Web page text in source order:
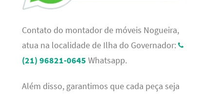
Contato do montador de móveis Nogueira,
atua na localidade de Ilha do Governador:
(21) 96821-0645 Whatsapp.
Além disso, garantimos que cada peça seja